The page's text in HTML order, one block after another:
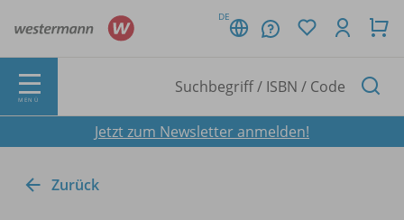
DE
MENÜ
Jetzt zum Newsletter anmelden!
Zurück